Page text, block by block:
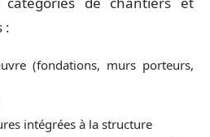
:
(fondations, murs porteurs,
intégrées à la structure